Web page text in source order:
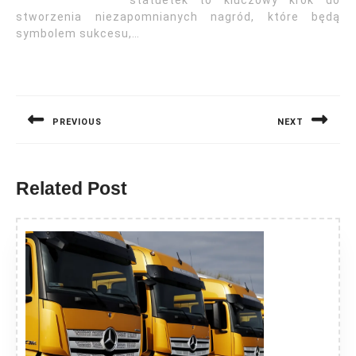
stworzenia niezapomnianych nagród, które będą
symbolem sukcesu,…
PREVIOUS NEXT
Related Post